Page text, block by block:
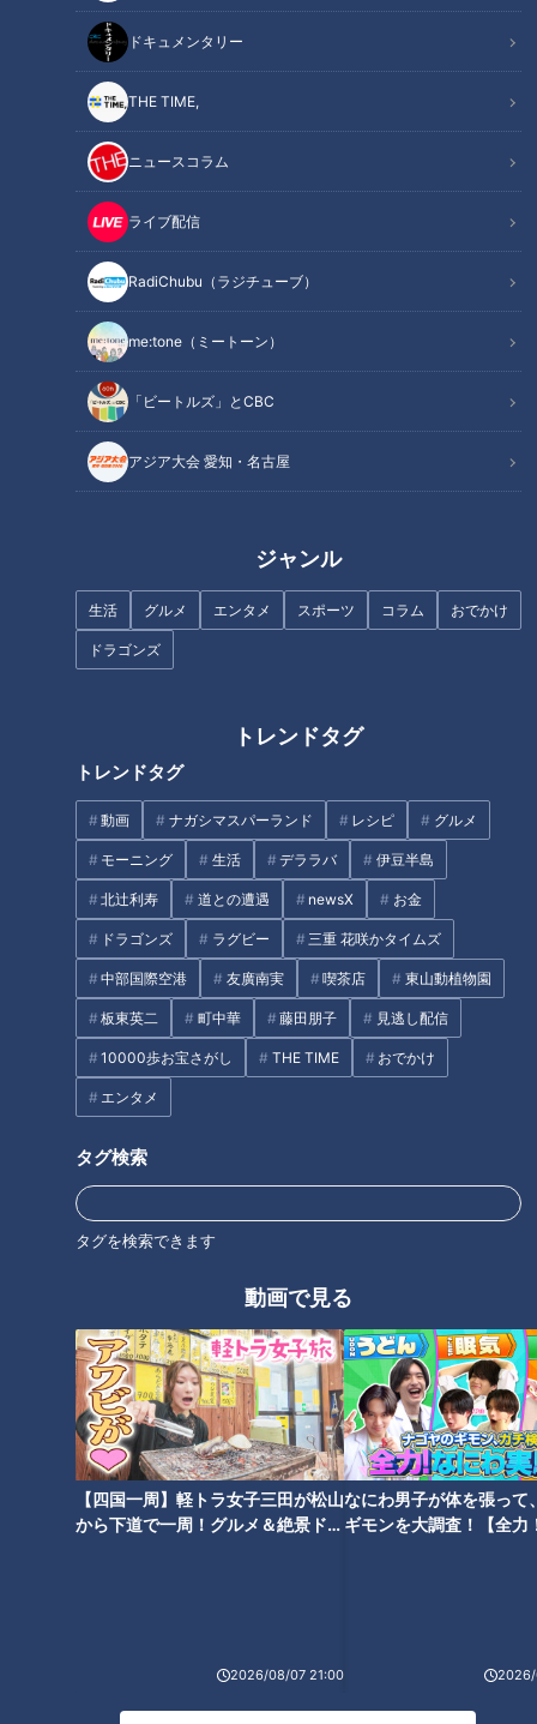
ドキュメンタリー
THE TIME,
ニュースコラム
ライブ配信
RadiChubu（ラジチューブ）
me:tone（ミートーン）
「ビートルズ」とCBC
アジア大会 愛知・名古屋
ジャンル
生活 グルメ エンタメ スポーツ コラム おでかけ
ドラゴンズ
トレンドタグ
トレンドタグ
動画 ナガシマスパーランド レシピ グルメ
モーニング 生活 デララバ 伊豆半島
北辻利寿 道との遭遇 newsX お金
ドラゴンズ ラグビー 三重 花咲かタイムズ
中部国際空港 友廣南実 喫茶店 東山動植物園
板東英二 町中華 藤田朋子 見逃し配信
10000歩お宝さがし THE TIME おでかけ
エンタメ
タグ検索
タグを検索できます
動画で見る
【四国一周】軽トラ女子三田が松山
から下道で一周！グルメ＆絶景ドラ
2026/08/07 21:00
なにわ男子が体を張って
ギモンを大調査！【全力
2026/
https://tver.jp/series/sr4jyby1u3
★見逃し配信【Locipo】
https://locipo.jp/playlist/70415aa2-c481-4078-813a-
360c83668bdb
---------
🚗「歩道・車道バラエティ 道との遭遇」番組公式X
https://x.com/cbc_michi
🚗「歩道・車道バラエティ 道との遭遇」公式サイト
https://hicbc.com/tv/michi/
📖「歩道・車道バラエティ 道との遭遇」マガジン記事一覧
https://hicbc.com/magazine/cat/?cid=michi-column
#道との遭遇 #ミキ #番組 #テレビ #愛知 #神奈川
#東名高速道路 #歩道橋 #道マニア #ユニークな道
この記事を見たあなたへのおすすめ
道”を解明！造られた目的と閉鎖
されたワケとは
道”へ… このルートで道が造られ
た理由を解明
「名二環」沿いにある“謎の地下
道”の正体とは？道マニアが気に
なる道を調査！
【道マニア】三重・国道25
号“非名阪”のルーツ「大和街
道」に驚きの道が・・・【道と
如現れる“碁盤目の道”の謎を調
に！【道との遭遇】
ムの渇水で出現した“謎の構造
タグ
番組紹介
目線で深掘り、とことん楽しむ！CBCテレビにて毎週火曜日よる